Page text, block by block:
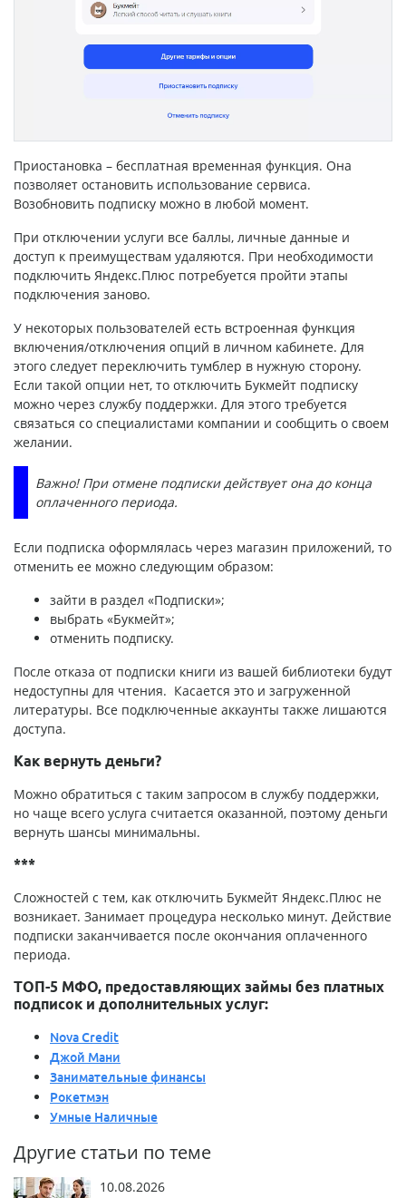
Приостановка – бесплатная временная функция. Она
позволяет остановить использование сервиса.
Возобновить подписку можно в любой момент.
При отключении услуги все баллы, личные данные и
доступ к преимуществам удаляются. При необходимости
подключить Яндекс.Плюс потребуется пройти этапы
подключения заново.
У некоторых пользователей есть встроенная функция
включения/отключения опций в личном кабинете. Для
этого следует переключить тумблер в нужную сторону.
Если такой опции нет, то отключить Букмейт подписку
можно через службу поддержки. Для этого требуется
связаться со специалистами компании и сообщить о своем
желании.
Важно! При отмене подписки действует она до конца
оплаченного периода.
Если подписка оформлялась через магазин приложений, то
отменить ее можно следующим образом:
зайти в раздел «Подписки»;
выбрать «Букмейт»;
отменить подписку.
После отказа от подписки книги из вашей библиотеки будут
недоступны для чтения. Касается это и загруженной
литературы. Все подключенные аккаунты также лишаются
доступа.
Как вернуть деньги?
Можно обратиться с таким запросом в службу поддержки,
но чаще всего услуга считается оказанной, поэтому деньги
вернуть шансы минимальны.
***
Сложностей с тем, как отключить Букмейт Яндекс.Плюс не
возникает. Занимает процедура несколько минут. Действие
подписки заканчивается после окончания оплаченного
периода.
ТОП-5 МФО, предоставляющих займы без платных
подписок и дополнительных услуг:
Nova Credit
Джой Мани
Занимательные финансы
Рокетмэн
Умные Наличные
Другие статьи по теме
10.08.2026